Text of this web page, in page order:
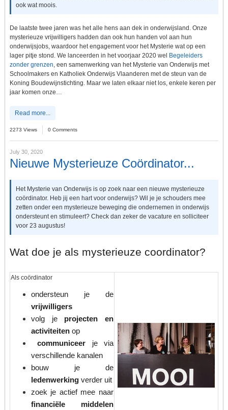
ook wat moois.
De laatste twee jaren was het alle hens aan dek in onderwijsland. Onze
mysterieuze vrijwilligers hadden dan ook hun handen vol aan hun
onderwijsjobs, waardoor het engagement voor het Mysterie wat op een
lager pitje stond. We lanceerden in het voorjaar 2020 wel
Begeleiders
zonder grenzen, een samenwerking van het Mysterie van Onderwijs met
Schoolmakers en Katholiek Onderwijs Vlaanderen met de steun van de
Koning Boudewijnstichting. Maar we laten elkaar niet los, enkele keren per
jaar komen onze…
Read more...
2273 Views 0 Comments
July 30, 2020
Nieuwe Mysterieuze Coördinator...
Het Mysterie van Onderwijs is op zoek naar een nieuwe mysterieuze
coördinator. Heb jij een hart voor onderwijs? Wil je je schouders mee
zetten onder een mysterieuze beweging die ondernemen in onderwijs
ondersteunt en stimuleert? Check dan zeker de vacature en solliciteer
voor 23 augustus!
Wat doe je als mysterieuze coordinator?
Als coördinator
ondersteun je
de
vrijwilligers
volg je projecten en
activiteitenop
communiceer je via
verschillende kanalen
bouw je de
ledenwerkingverder uit
zoek je actief mee naar
financiële middelen